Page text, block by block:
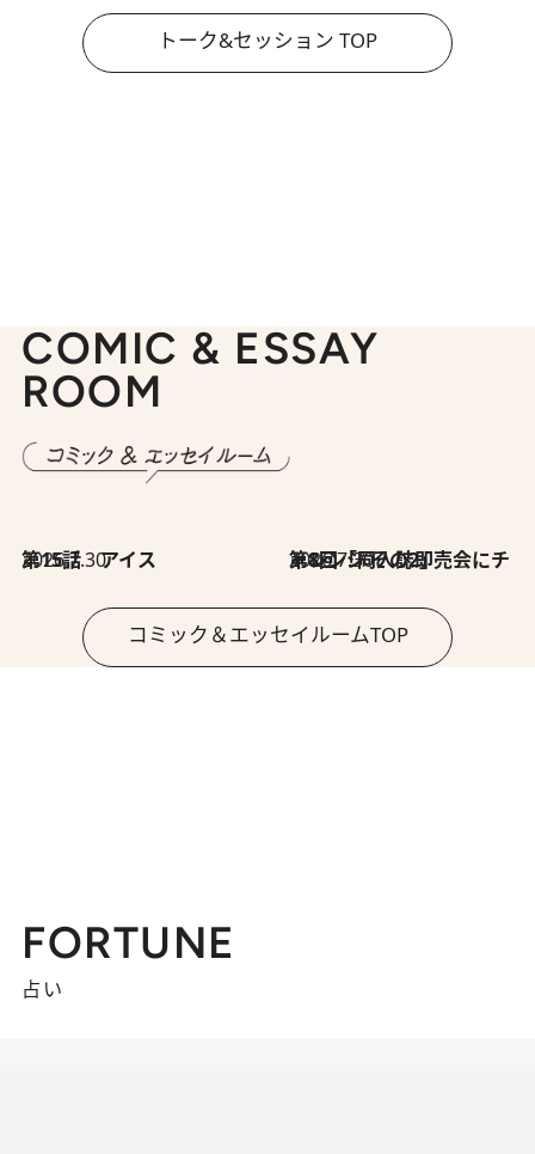
トーク&セッション TOP
COMIC & ESSAY
ROOM
2026.7.30
第15話 アイス 2026.7.30
第8回「同人誌即売会にチャレンジ その2」
コミック＆エッセイルームTOP
FORTUNE
占い